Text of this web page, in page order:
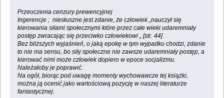
Przeoczenia cenzury prewencyjnej
Ingerencje ; niesłuszne jest zdanie, że człowiek „nauczył się
kierowania siłami społecznymi które przez całe wieki udaremniały
postęp zwracając się przeciwko człowiekowi „ [str. 44]
Bez bliższych wyjaśnień, o jaką epokę w tym wypadku chodzi, zdanie
to nie ma sensu, bo siły społeczne nie zawsze udaremniały postęp, a
kierować nimi może człowiek dopiero w epoce socjalizmu.
Należałoby je poprawić.
Na ogół, biorąc pod uwagę momenty wychowawcze tej książki,
można ją ocenić jako wartościową pozycję w naszej literaturze
fantastycznej.